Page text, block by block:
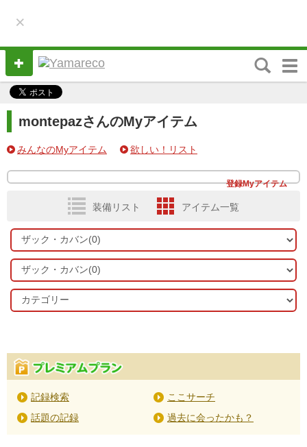
×
M
e
montepazさんのMyアイテム
みんなのMyアイテム 欲しい！リスト
登録Myアイテム
装備リスト アイテム一覧
記録検索
ここサーチ
話題の記録
過去に会ったかも？